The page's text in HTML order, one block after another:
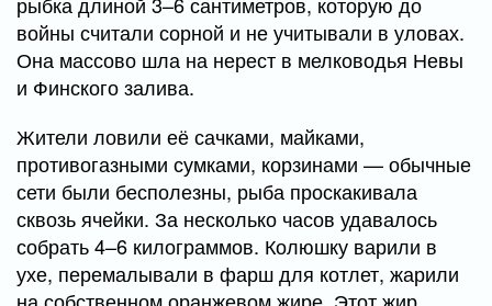
войны считали сорной и не учитывали в уловах.
Она массово шла на нерест в мелководья Невы
и Финского залива.
Жители ловили её сачками, майками,
противогазными сумками, корзинами — обычные
сети были бесполезны, рыба проскакивала
сквозь ячейки. За несколько часов удавалось
собрать 4–6 килограммов. Колюшку варили в
ухе, перемалывали в фарш для котлет, жарили